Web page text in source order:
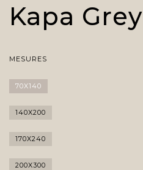
Kapa Grey
MESURES
70X140
140X200
170X240
200X300